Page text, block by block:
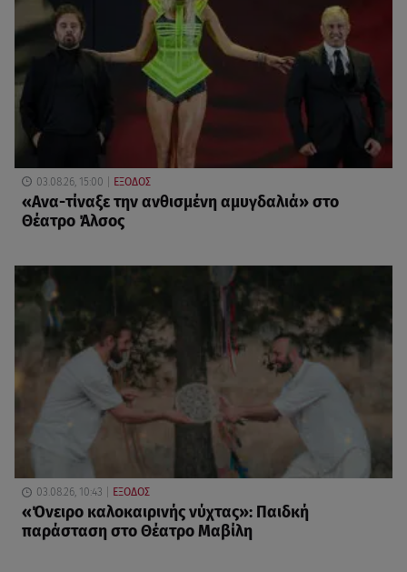
03.08.26, 15:00 ΕΞΟΔΟΣ
«Ανα-τίναξε την ανθισμένη αμυγδαλιά» στο
Θέατρο Άλσος
03.08.26, 10:43 ΕΞΟΔΟΣ
«Όνειρο καλοκαιρινής νύχτας»: Παιδκή
παράσταση στο Θέατρο Μαβίλη